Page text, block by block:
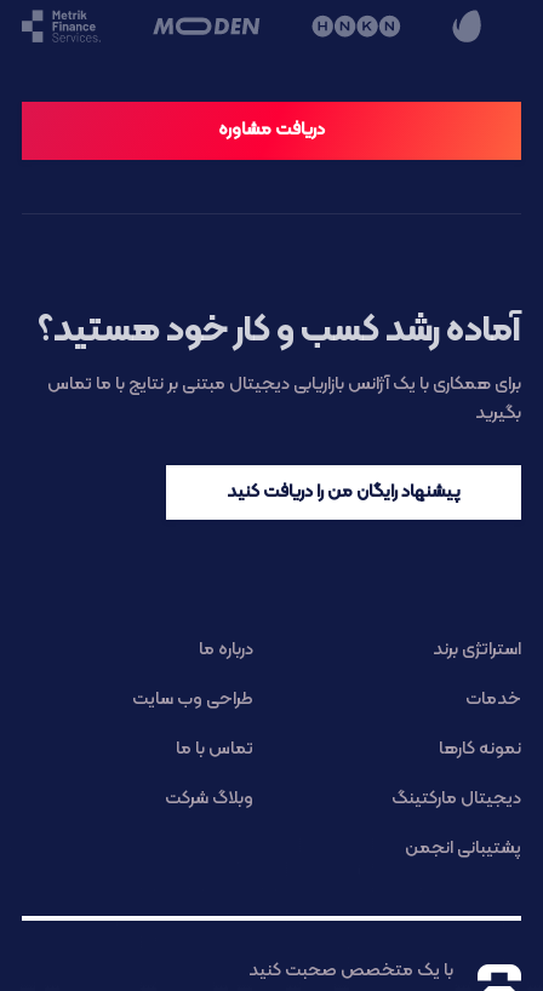
دریافت مشاوره
آماده رشد کسب و کار خود هستید؟
برای همکاری با یک آژانس بازاریابی دیجیتال مبتنی بر نتایج با ما تماس
بگیرید
پیشنهاد رایگان من را دریافت کنید
استراتژی برند
درباره ما
خدمات
طراحی وب سایت
نمونه کارها
تماس با ما
دیجیتال مارکتینگ
وبلاگ شرکت
پشتیبانی انجمن
با یک متخصص صحبت کنید